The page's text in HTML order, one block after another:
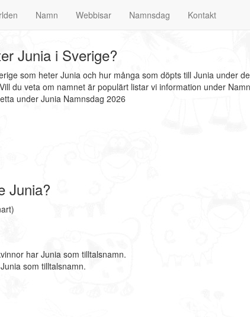
Namn Webbisar Namnsdag Kontakt
Junia i Sverige?
som heter Junia och hur många som döpts till Junia under
du veta om namnet är populärt listar vi information under
under Junia Namnsdag 2026
Junia?
har Junia som tilltalsnamn.
som tilltalsnamn.